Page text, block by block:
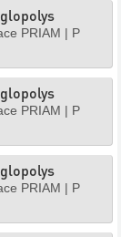
PRIAM | P
PRIAM | P
PRIAM | P